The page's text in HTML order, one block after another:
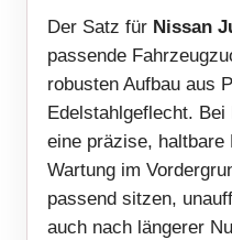
Der Satz für Nissan
passende
robusten Aufbau aus
Edelstahlgeflecht. Bei
eine präzise, haltbare
Wartung im
passend sitzen,
auch nach längerer